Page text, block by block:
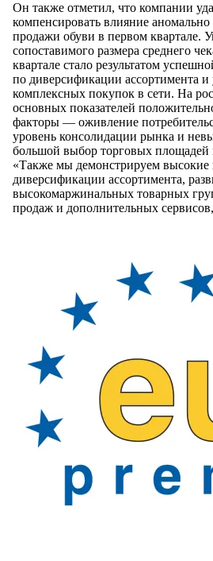
Он также отметил, что компании
компенсировать влияние
продажи обуви в первом квартале.
сопоставимого размера среднего
квартале стало результатом
по диверсификации ассортимента
комплексных покупок в сети. На
основных показателей
факторы — оживление
уровень консолидации рынка и
большой выбор торговых площадей
«Также мы демонстрируем высокие
диверсификации ассортимента,
высокомаржинальных товарных
продаж и дополнительных